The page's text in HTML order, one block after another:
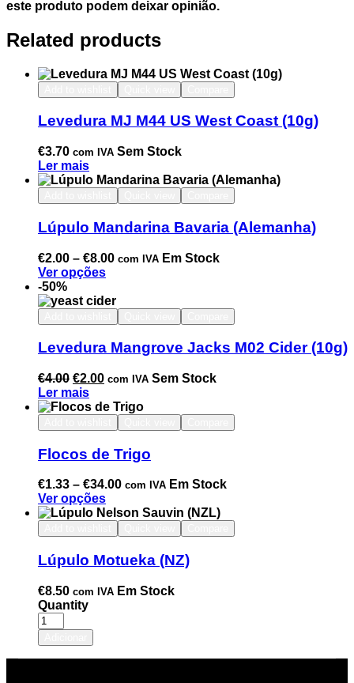
este produto podem deixar opinião.
Related products
Levedura MJ M44 US West Coast (10g)
€3.70 com IVA Sem Stock
Ler mais
Lúpulo Mandarina Bavaria (Alemanha)
€2.00 – €8.00 com IVA Em Stock
Ver opções
-50%
Levedura Mangrove Jacks M02 Cider (10g)
€4.00 €2.00 com IVA Sem Stock
Ler mais
Flocos de Trigo
€1.33 – €34.00 com IVA Em Stock
Ver opções
Lúpulo Motueka (NZ)
€8.50 com IVA Em Stock
Quantity